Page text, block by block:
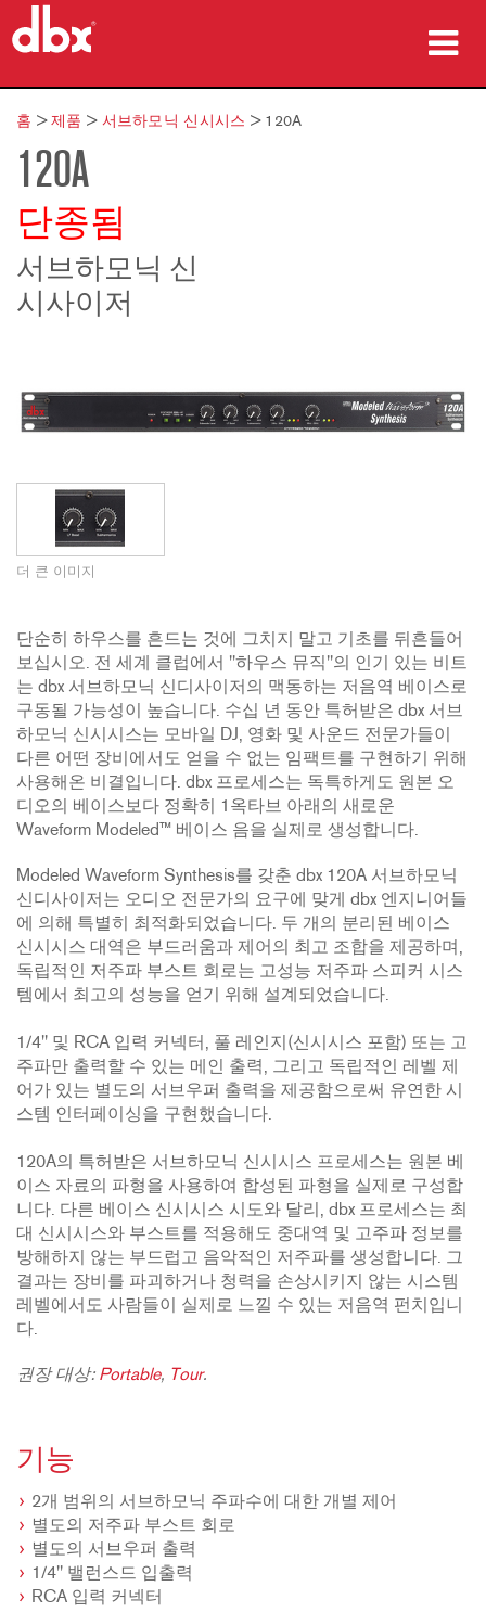
제품
사례 연구
구매처
교육
지원
언어/지역
홈 >제품 > 서브하모닉 신시시스 > 120A
120A
단종됨
서브하모닉 신
시사이저
더 큰 이미지
단순히 하우스를 흔드는 것에 그치지 말고 기초를 뒤흔들어
보십시오. 전 세계 클럽에서 "하우스 뮤직"의 인기 있는 비트
는 dbx 서브하모닉 신디사이저의 맥동하는 저음역 베이스로
구동될 가능성이 높습니다. 수십 년 동안 특허받은 dbx 서브
하모닉 신시시스는 모바일 DJ, 영화 및 사운드 전문가들이
다른 어떤 장비에서도 얻을 수 없는 임팩트를 구현하기 위해
사용해온 비결입니다. dbx 프로세스는 독특하게도 원본 오
디오의 베이스보다 정확히 1옥타브 아래의 새로운
Waveform Modeled™ 베이스 음을 실제로 생성합니다.
Modeled Waveform Synthesis를 갖춘 dbx 120A 서브하모닉
신디사이저는 오디오 전문가의 요구에 맞게 dbx 엔지니어들
에 의해 특별히 최적화되었습니다. 두 개의 분리된 베이스
신시시스 대역은 부드러움과 제어의 최고 조합을 제공하며,
독립적인 저주파 부스트 회로는 고성능 저주파 스피커 시스
템에서 최고의 성능을 얻기 위해 설계되었습니다.
1/4" 및 RCA 입력 커넥터, 풀 레인지(신시시스 포함) 또는 고
주파만 출력할 수 있는 메인 출력, 그리고 독립적인 레벨 제
어가 있는 별도의 서브우퍼 출력을 제공함으로써 유연한 시
스템 인터페이싱을 구현했습니다.
120A의 특허받은 서브하모닉 신시시스 프로세스는 원본 베
이스 자료의 파형을 사용하여 합성된 파형을 실제로 구성합
니다. 다른 베이스 신시시스 시도와 달리, dbx 프로세스는 최
대 신시시스와 부스트를 적용해도 중대역 및 고주파 정보를
방해하지 않는 부드럽고 음악적인 저주파를 생성합니다. 그
결과는 장비를 파괴하거나 청력을 손상시키지 않는 시스템
레벨에서도 사람들이 실제로 느낄 수 있는 저음역 펀치입니
다.
권장 대상: Portable, Tour.
기능
2개 범위의 서브하모닉 주파수에 대한 개별 제어
별도의 저주파 부스트 회로
별도의 서브우퍼 출력
1/4" 밸런스드 입출력
RCA 입력 커넥터